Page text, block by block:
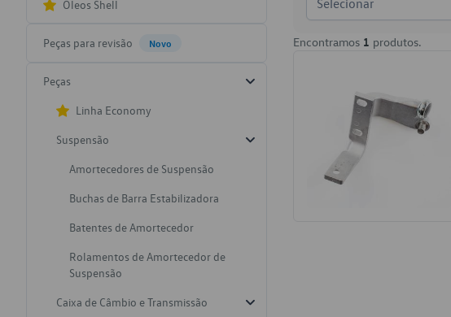
Óleos Shell
Peças para revisão Novo
Peças
Linha Economy
Suspensão
Amortecedores de Suspensão
Buchas de Barra Estabilizadora
Batentes de Amortecedor
Rolamentos de Amortecedor de
Suspensão
Caixa de Câmbio e Transmissão
Selecionar
Encontramos 1 produtos.